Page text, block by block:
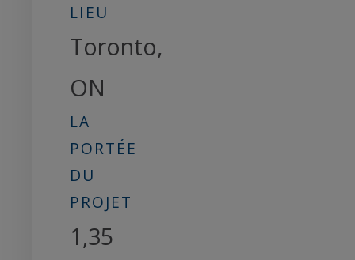
LIEU
Toronto,
ON
LA
PORTÉE
DU
PROJET
1,35